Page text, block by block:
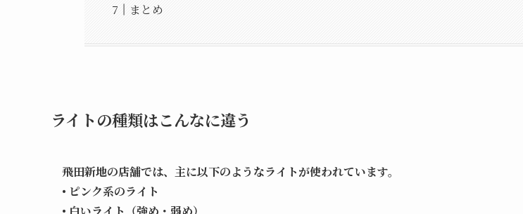
まとめ
ライトの種類はこんなに違う
飛田新地の店舗では、主に以下のようなライトが使われています。
• ピンク系のライト